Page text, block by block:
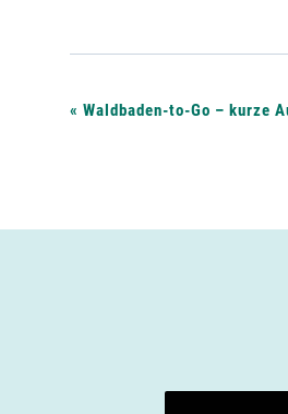
V
r
« Waldbaden-to-Go – kurze